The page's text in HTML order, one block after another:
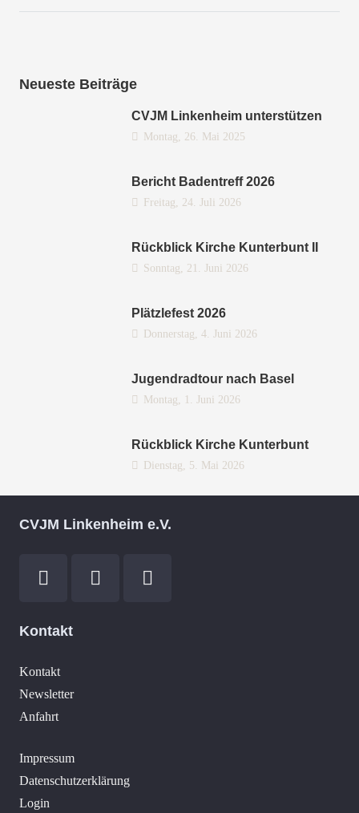
Neueste Beiträge
CVJM Linkenheim unterstützen
Montag, 26. Mai 2025
Bericht Badentreff 2026
Freitag, 24. Juli 2026
Rückblick Kirche Kunterbunt II
Sonntag, 21. Juni 2026
Plätzlefest 2026
Donnerstag, 4. Juni 2026
Jugendradtour nach Basel
Montag, 1. Juni 2026
Rückblick Kirche Kunterbunt
Dienstag, 5. Mai 2026
CVJM Linkenheim e.V.
Kontakt
Kontakt
Newsletter
Anfahrt
Impressum
Datenschutzerklärung
Login